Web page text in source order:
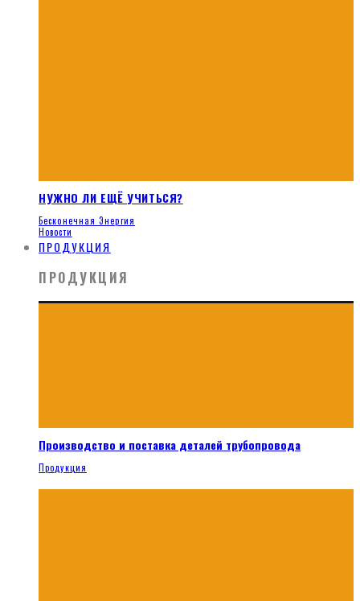
НУЖНО ЛИ ЕЩЁ УЧИТЬСЯ?
Бесконечная Энергия
Новости
ПРОДУКЦИЯ
ПРОДУКЦИЯ
Производство и поставка деталей трубопровода
Продукция